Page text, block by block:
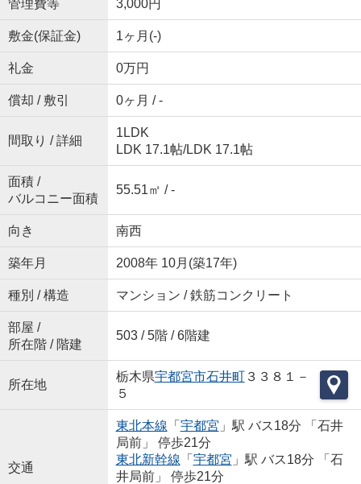
管理費等 3,000円
敷金(保証金) 1ヶ月(-)
礼金 0万円
償却 / 敷引 0ヶ月 / -
間取り / 詳細
1LDK
LDK 17.1帖/LDK 17.1帖
面積 /
バルコニー面積
55.51㎡ / -
向き 南西
築年月 2008年 10月(築17年)
種別 / 構造 マンション / 鉄筋コンクリート
部屋 /
所在階 / 階建
503 / 5階 / 6階建
所在地
栃木県宇都宮市石井町３３８１－
５
交通
東北本線 「 宇都宮 」駅 バス18分 「石井
局前」 停歩21分
東北新幹線 「 宇都宮 」駅 バス18分 「石
井局前」 停歩21分